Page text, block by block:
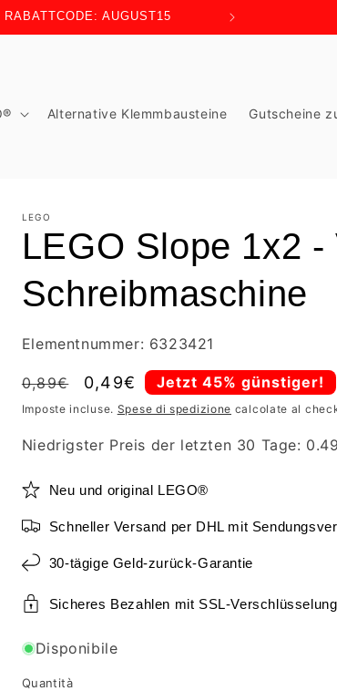
AUGUST15
Alternative Klemmbausteine Gutscheine
LEGO
LEGO Slope 1x2 -
Schreibmaschine
Elementnummer: 6323421
Prezzo
di
0,89€
Prezzo
scontato
0,49€ Jetzt 45% günstiger!
Imposte incluse. Spese di spedizione calcolate al
Niedrigster Preis der letzten 30 Tage: 0.49
Neu und original LEGO®
Schneller Versand per DHL mit
30-tägige Geld-zurück-Garantie
Sicheres Bezahlen mit SSL-Verschlüsselung
Disponibile
Quantità